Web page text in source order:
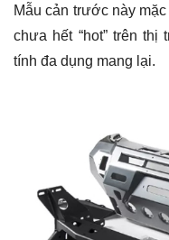
Mẫu cản trước này
chưa hết “hot” trên
tính đa dụng mang lại.